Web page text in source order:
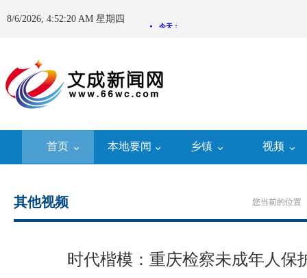
8/6/2026, 4:52:20 AM 星期四
首页 本地要闻 乡镇 视频
您当前的位置
其他视频
时代楷模：重庆检察未成年人保